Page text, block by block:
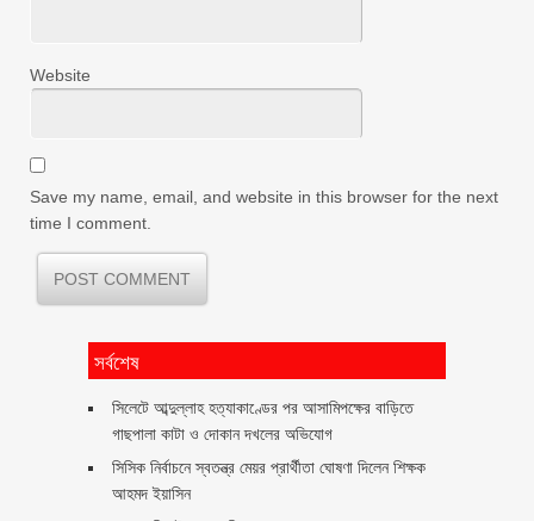
Website
Save my name, email, and website in this browser for the next
time I comment.
সর্বশেষ
সিলেটে আব্দুল্লাহ হত্যাকাণ্ডের পর আসামিপক্ষের বাড়িতে
গাছপালা কাটা ও দোকান দখলের অভিযোগ
সিসিক নির্বাচনে স্বতন্ত্র মেয়র প্রার্থীতা ঘোষণা দিলেন শিক্ষক
আহমদ ইয়াসিন